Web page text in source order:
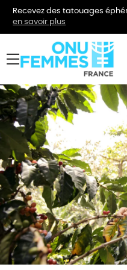
Recevez des tatouages
en savoir plus
menu